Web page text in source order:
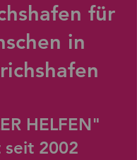
für
in
HELFEN"
seit 2002